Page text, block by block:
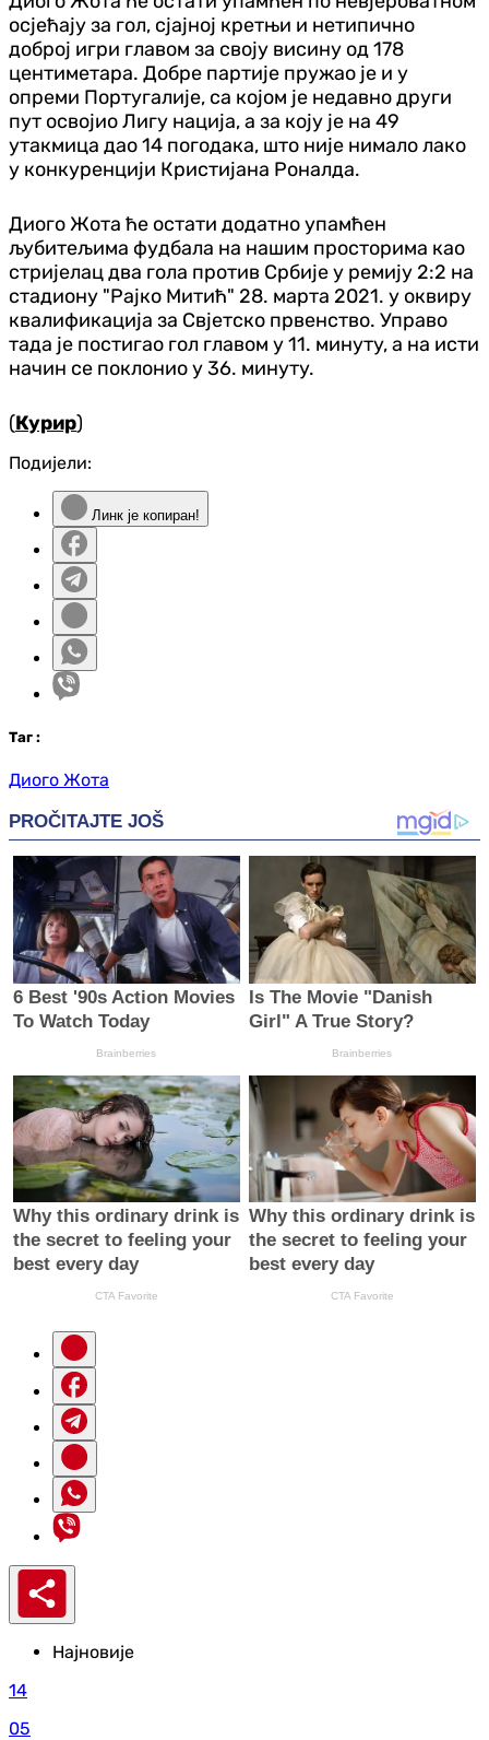
осјећају за гол, сјајној кретњи и нетипично
доброј игри главом за своју висину од 178
центиметара. Добре партије пружао је и у
опреми Португалије, са којом је недавно други
пут освојио Лигу нација, а за коју је на 49
утакмица дао 14 погодака, што није нимало лако
у конкуренцији Кристијана Роналда.
Диого Жота ће остати додатно упамћен
љубитељима фудбала на нашим просторима као
стријелац два гола против Србије у ремију 2:2 на
стадиону "Рајко Митић" 28. марта 2021. у оквиру
квалификација за Свјетско првенство. Управо
тада је постигао гол главом у 11. минуту, а на исти
начин се поклонио у 36. минуту.
(Курир)
Подијели:
Линк је копиран!
Таг :
Диого Жота
Најновије
14
05